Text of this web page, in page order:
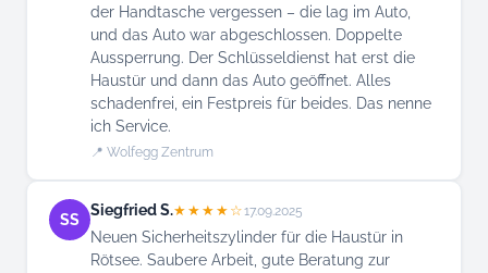
der Handtasche vergessen – die lag im Auto,
und das Auto war abgeschlossen. Doppelte
Aussperrung. Der Schlüsseldienst hat erst die
Haustür und dann das Auto geöffnet. Alles
schadenfrei, ein Festpreis für beides. Das nenne
ich Service.
📍 Wolfegg Zentrum
SS
Siegfried S.★★★★☆17.09.2025
Neuen Sicherheitszylinder für die Haustür in
Rötsee. Saubere Arbeit, gute Beratung zur